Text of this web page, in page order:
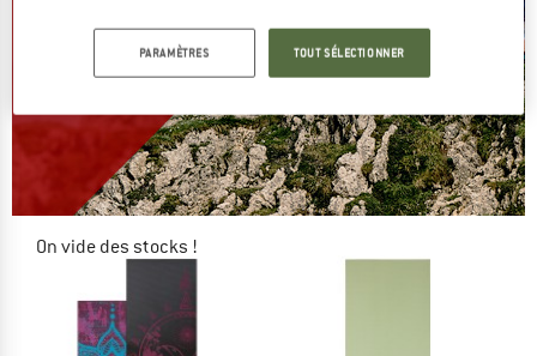
On vide des stocks !
LE DÉSTOCKAGE
PARAMÈTRES TOUT SÉLECTIONNER